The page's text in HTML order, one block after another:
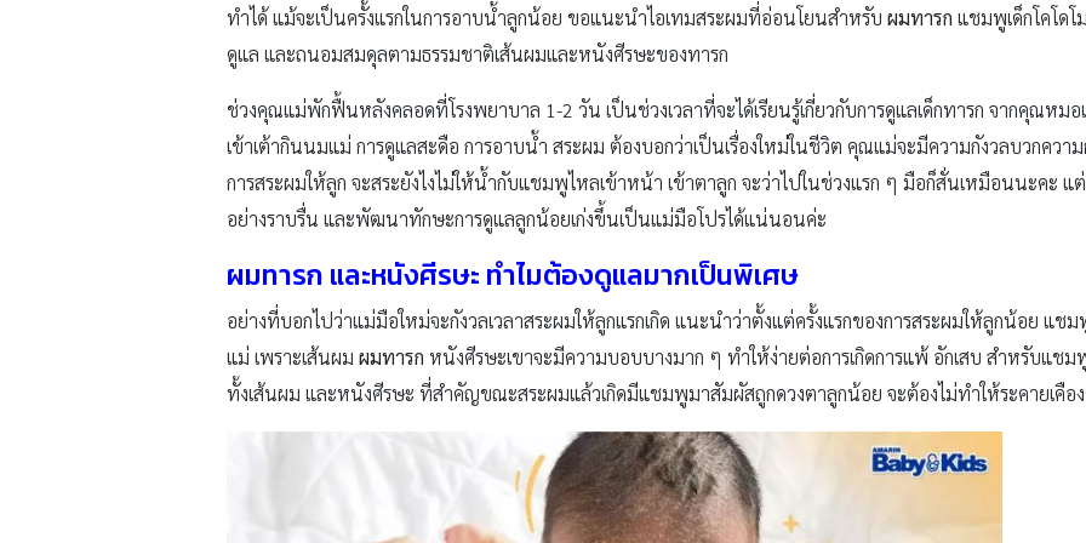
ทำได้ แม้จะเป็นครั้งแรกในการอาบน้ำลูกน้อย ขอแนะนำไอเทมสระผมที่อ่อนโยนสำหรับ ผมทารก แชมพูเด็กโคโด
ดูแล และถนอมสมดุลตามธรรมชาติเส้นผมและหนังศีรษะของทารก
ช่วงคุณแม่พักฟื้นหลังคลอดที่โรงพยาบาล 1-2 วัน เป็นช่วงเวลาที่จะได้เรียนรู้เกี่ยวกับการดูแลเด็กทารก จากคุณหม
เข้าเต้ากินนมแม่ การดูแลสะดือ การอาบน้ำ สระผม ต้องบอกว่าเป็นเรื่องใหม่ในชีวิต คุณแม่จะมีความกังวลบวกควา
การสระผมให้ลูก จะสระยังไงไม่ให้น้ำกับแชมพูไหลเข้าหน้า เข้าตาลูก จะว่าไปในช่วงแรก ๆ มือก็สั่นเหมือนนะคะ แ
อย่างราบรื่น และพัฒนาทักษะการดูแลลูกน้อยเก่งขึ้นเป็นแม่มือโปรได้แน่นอนค่ะ
ผมทารก และหนังศีรษะ ทำไมต้องดูแลมากเป็นพิเศษ
อย่างที่บอกไปว่าแม่มือใหม่จะกังวลเวลาสระผมให้ลูกแรกเกิด แนะนำว่าตั้งแต่ครั้งแรกของการสระผมให้ลูกน้อย
แม่ เพราะเส้นผม ผมทารก หนังศีรษะเขาจะมีความบอบบางมาก ๆ ทำให้ง่ายต่อการเกิดการแพ้ อักเสบ สำหรับแช
ทั้งเส้นผม และหนังศีรษะ ที่สำคัญขณะสระผมแล้วเกิดมีแชมพูมาสัมผัสถูกดวงตาลูกน้อย จะต้องไม่ทำให้ระคายเคือ